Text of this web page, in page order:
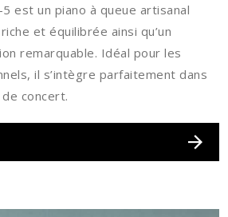
5 est un piano à queue artisanal
et équilibrée ainsi qu’un
remarquable. Idéal pour les
il s’intègre parfaitement dans
concert.